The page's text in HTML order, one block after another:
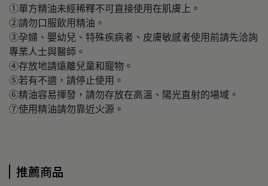
①單方精油未經稀釋不可直接使用在肌膚上。
②請勿口服飲用精油。
③孕婦、嬰幼兒、特殊疾病者、皮膚敏感者使用前請先洽詢
專業人士與醫師。
④存放地請遠離兒童和寵物。
⑤若有不適，請停止使用。
⑥精油容易揮發，請勿存放在高溫、陽光直射的場域。
⑦使用精油請勿靠近火源。
推薦商品